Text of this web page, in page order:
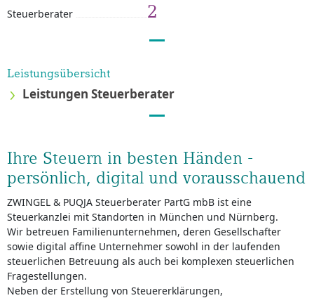
Steuerberater 2
Leistungsübersicht
Leistungen Steuerberater
Ihre Steuern in besten Händen -
persönlich, digital und vorausschauend
ZWINGEL & PUQJA Steuerberater PartG mbB ist eine
Steuerkanzlei mit Standorten in München und Nürnberg.
Wir betreuen Familienunternehmen, deren Gesellschafter
sowie digital affine Unternehmer sowohl in der laufenden
steuerlichen Betreuung als auch bei komplexen steuerlichen
Fragestellungen.
Neben der Erstellung von Steuererklärungen,